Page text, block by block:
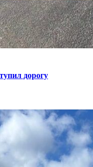
дорогу